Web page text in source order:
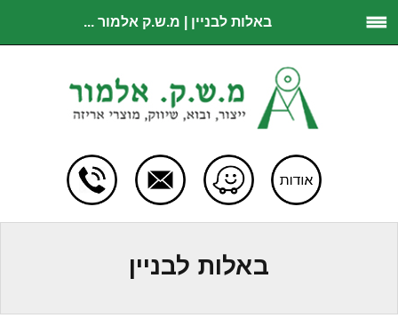
באלות לבניין | מ.ש.ק אלמור ...
באלות לבניין